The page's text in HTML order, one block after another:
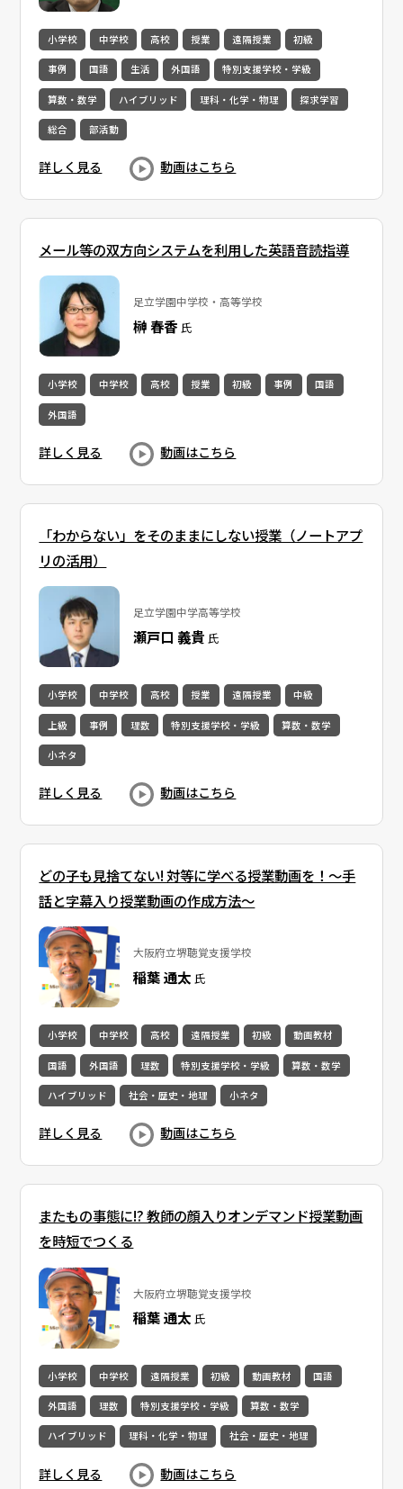
小学校 中学校 高校 授業 遠隔授業 初級
事例 国語 生活 外国語 特別支援学校・学級
算数・数学 ハイブリッド 理科・化学・物理 探求学習
総合 部活動
詳しく見る 動画はこちら
メール等の双方向システムを利用した英語音読指導
足立学園中学校・高等学校
榊 春香 氏
小学校 中学校 高校 授業 初級 事例 国語
外国語
詳しく見る 動画はこちら
「わからない」をそのままにしない授業（ノートアプ
リの活用）
足立学園中学高等学校
瀬戸口 義貴 氏
小学校 中学校 高校 授業 遠隔授業 中級
上級 事例 理数 特別支援学校・学級 算数・数学
小ネタ
詳しく見る 動画はこちら
どの子も見捨てない! 対等に学べる授業動画を！～手
話と字幕入り授業動画の作成方法～
大阪府立堺聴覚支援学校
稲葉 通太 氏
小学校 中学校 高校 遠隔授業 初級 動画教材
国語 外国語 理数 特別支援学校・学級 算数・数学
ハイブリッド 社会・歴史・地理 小ネタ
詳しく見る 動画はこちら
またもの事態に!? 教師の顔入りオンデマンド授業動画
を時短でつくる
大阪府立堺聴覚支援学校
稲葉 通太 氏
小学校 中学校 遠隔授業 初級 動画教材 国語
外国語 理数 特別支援学校・学級 算数・数学
ハイブリッド 理科・化学・物理 社会・歴史・地理
詳しく見る 動画はこちら